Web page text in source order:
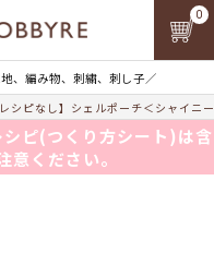
、編み物、刺繍、刺し子／
0
レシピなし】シェルポーチ＜シャイ
ピ(つくり方シート)は含
意ください。